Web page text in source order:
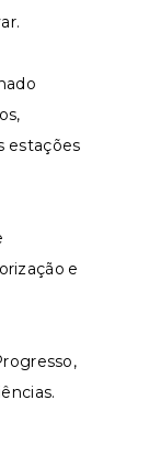
estações
e